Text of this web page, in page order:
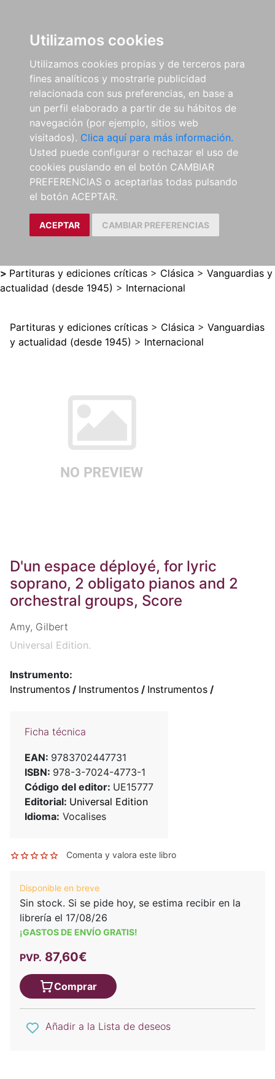
Utilizamos cookies
Utilizamos cookies propias y de terceros para
fines analíticos y mostrarle publicidad
relacionada con sus preferencias, en base a
un perfil elaborado a partir de su hábitos de
navegación (por ejemplo, sitios web
visitados). Clica aquí para más información.
Usted puede configurar o rechazar el uso de
cookies puslando en el botón CAMBIAR
PREFERENCIAS o aceptarlas todas pulsando
el botón ACEPTAR.
ACEPTAR CAMBIAR PREFERENCIAS
> Partituras y ediciones críticas > Clásica > Vanguardias y
actualidad (desde 1945) > Internacional
Partituras y ediciones críticas > Clásica > Vanguardias
y actualidad (desde 1945) > Internacional
D'un espace déployé, for lyric
soprano, 2 obligato pianos and 2
orchestral groups, Score
Amy, Gilbert
Universal Edition.
Instrumento:
Instrumentos / Instrumentos / Instrumentos /
Ficha técnica
EAN: 9783702447731
ISBN: 978-3-7024-4773-1
Código del editor: UE15777
Editorial: Universal Edition
Idioma: Vocalises
Comenta y valora este libro
Disponible en breve
Sin stock. Si se pide hoy, se estima recibir en la
librería el 17/08/26
¡GASTOS DE ENVÍO GRATIS!
PVP. 87,60€
Comprar
Añadir a la Lista de deseos